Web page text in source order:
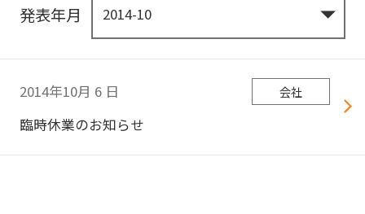
発表年月
2014年10月 6 日 会社
臨時休業のお知らせ